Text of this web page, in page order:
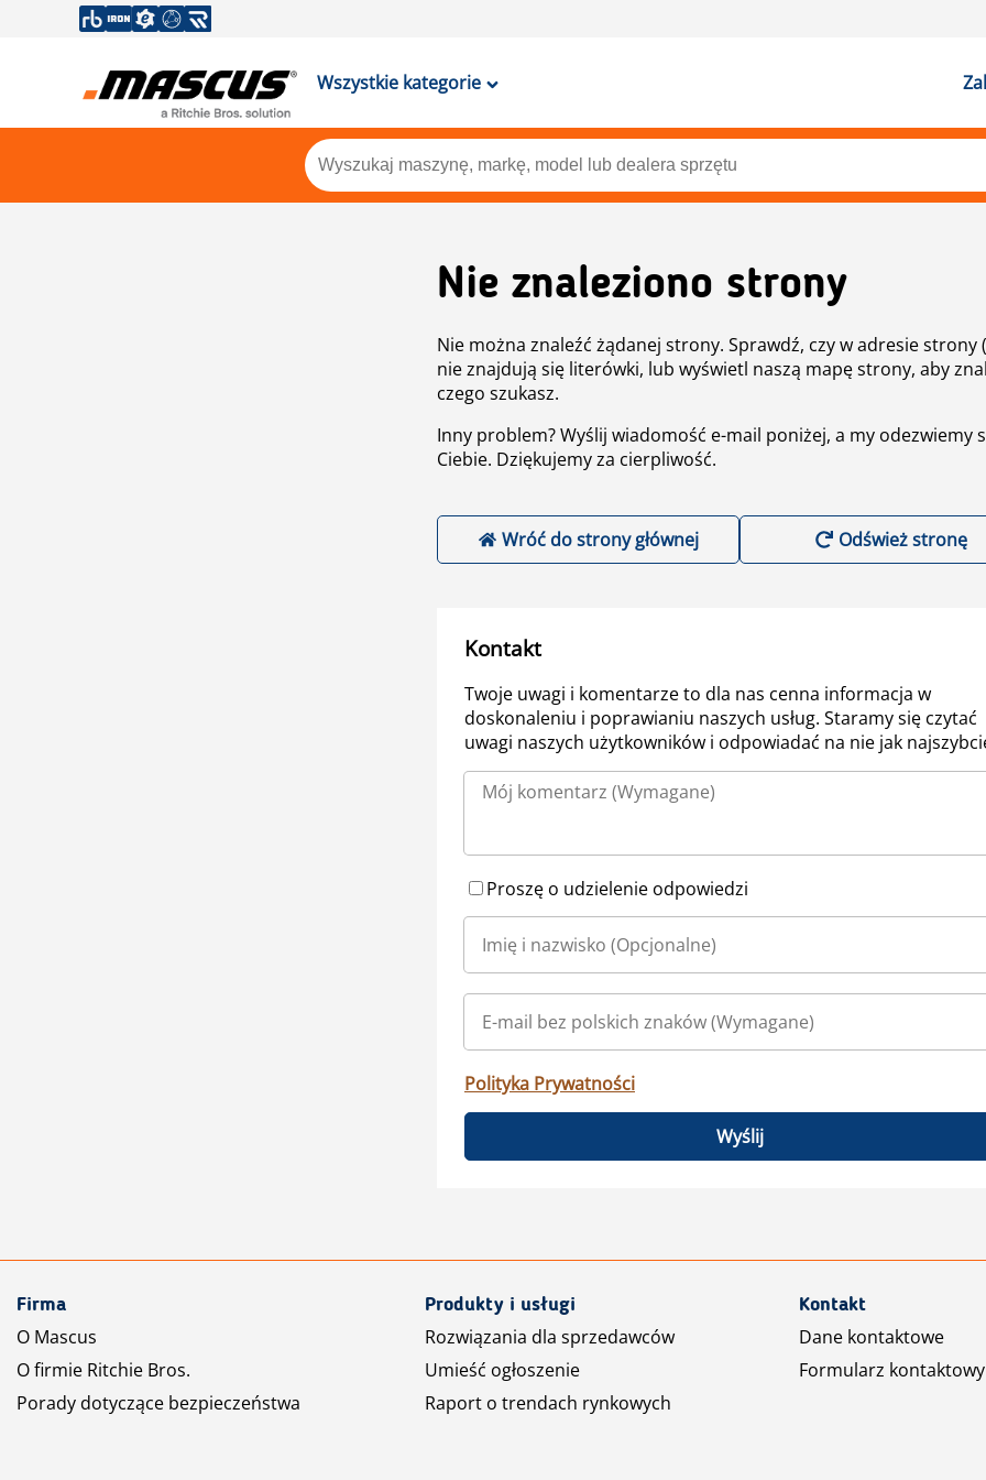
Wszystkie kategorie
Nie znaleziono strony
Nie można znaleźć żądanej strony. Sprawdź, czy w adresie strony
nie znajdują się literówki, lub wyświetl naszą mapę strony, aby
czego szukasz.
Inny problem? Wyślij wiadomość e-mail poniżej, a my odezwiemy
Ciebie. Dziękujemy za cierpliwość.
Wróć do strony głównej Odśwież stronę
Kontakt
Twoje uwagi i komentarze to dla nas cenna informacja w
doskonaleniu i poprawianiu naszych usług. Staramy się czytać
uwagi naszych użytkowników i odpowiadać na nie jak
Proszę o udzielenie odpowiedzi
Polityka Prywatności
Wyślij
Firma
O Mascus
O firmie Ritchie Bros.
Porady dotyczące bezpieczeństwa
Produkty i usługi
Rozwiązania dla sprzedawców
Umieść ogłoszenie
Raport o trendach rynkowych
Kontakt
Dane kontaktowe
Formularz kontaktowy